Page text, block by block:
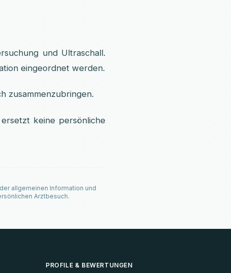
und Ultraschall.
eingeordnet werden.
zusammenzubringen.
keine persönliche
allgemeinen Information und
Arztbesuch.
PROFILE & BEWERTUNGEN